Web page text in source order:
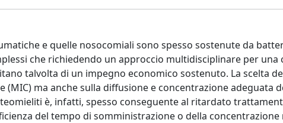
e quelle nosocomiali sono spesso sostenute da
che richiedendo un approccio multidisciplinare per
talvolta di un impegno economico sostenuto. La scelta
(MIC) ma anche sulla diffusione e concentrazione adeguata
è, infatti, spesso conseguente al ritardato
del tempo di somministrazione o della